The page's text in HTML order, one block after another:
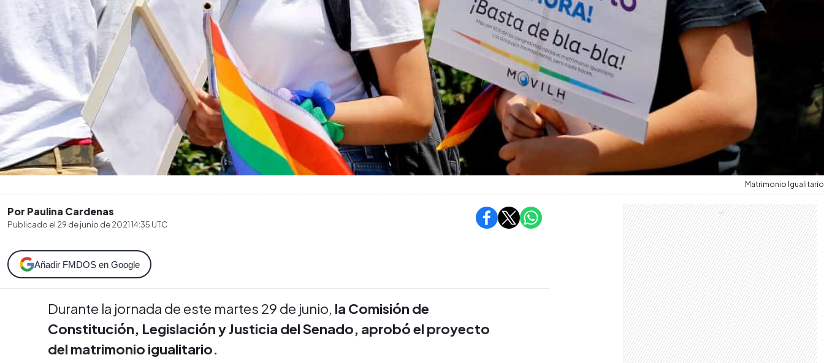
Matrimonio Igualitario
Por Paulina Cardenas
Publicado el 29 de junio de 2021 14:35 UTC
Añadir FMDOS en Google
Durante la jornada de este martes 29 de junio, la Comisión de
Constitución, Legislación y Justicia del Senado, aprobó el proyecto
del matrimonio igualitario.